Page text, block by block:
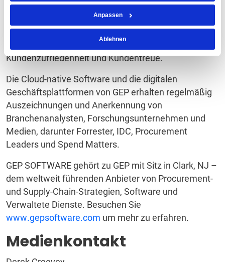
Anpassen
Ablehnen
in Dritt- und Altsysteme wie SAP, Oracle sowie auch in
alle anderen wichtigen ERP- und F&A-Systeme
einbinden. Und dank des hervorragenden Supports
Kundenzufriedenheit und Kundentreue.
Die Cloud-native Software und die digitalen
Geschäftsplattformen von GEP erhalten regelmäßig
Auszeichnungen und Anerkennung von
Branchenanalysten, Forschungsunternehmen und
Medien, darunter Forrester, IDC, Procurement
Leaders und Spend Matters.
GEP SOFTWARE gehört zu GEP mit Sitz in Clark, NJ –
dem weltweit führenden Anbieter von Procurement-
und Supply-Chain-Strategien, Software und
Verwaltete Dienste. Besuchen Sie
www.gepsoftware.com um mehr zu erfahren.
Medienkontakt